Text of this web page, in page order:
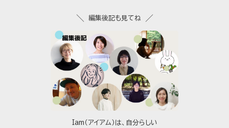
Iam（アイアム）は、自分らしい
編集後記も見てね